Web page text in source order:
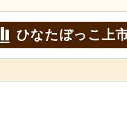
ひなたぼっこ上